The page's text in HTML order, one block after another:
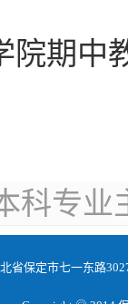
院期中
科专业
省保定市七一东路